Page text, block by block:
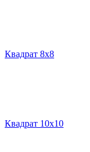
Квадрат 8х8
Квадрат 10х10